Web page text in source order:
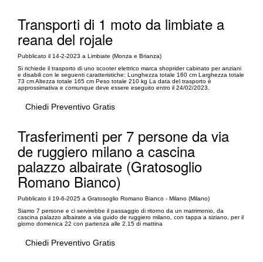
Transporti di 1 moto da limbiate a
reana del rojale
Pubblicato il 14-2-2023 a Limbiate (Monza e Brianza)
Si richiede il trasporto di uno scooter elettrico marca shoprider cabinato per anziani
e disabili con le seguenti caratteristiche: Lunghezza totale 160 cm Larghezza totale
73 cm Altezza totale 165 cm Peso totale 210 kg La data del trasporto è
approssimativa e comunque deve essere eseguito entro il 24/02/2023.
Chiedi Preventivo Gratis
Trasferimenti per 7 persone da via
de ruggiero milano a cascina
palazzo albairate (Gratosoglio
Romano Bianco)
Pubblicato il 19-6-2025 a Gratosoglio Romano Bianco - Milano (Milano)
Siamo 7 persone e ci servirebbe il passaggio di ritorno da un matrimonio, da
cascina palazzo albairate a via guido de ruggiero milano, con tappa a siziano, per il
giorno domenica 22 con partenza alle 2.15 di mattina
Chiedi Preventivo Gratis